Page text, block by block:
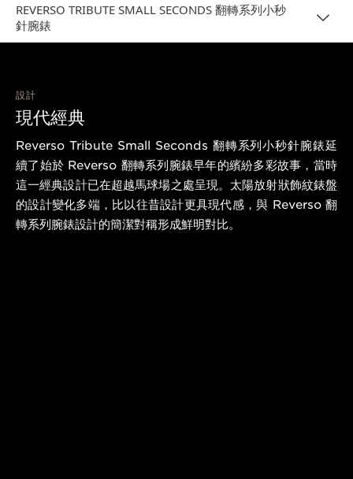
REVERSO TRIBUTE SMALL SECONDS 翻轉系列小秒
針腕錶
設計
現代經典
Reverso Tribute Small Seconds 翻轉系列小秒針腕錶延
續了始於 Reverso 翻轉系列腕錶早年的繽紛多彩故事，當時
這一經典設計已在超越馬球場之處呈現。太陽放射狀飾紋錶盤
的設計變化多端，比以往昔設計更具現代感，與 Reverso 翻
轉系列腕錶設計的簡潔對稱形成鮮明對比。